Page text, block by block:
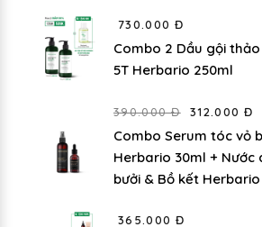
730.000 Đ
Combo 2 Dầu gội
5T Herbario 250ml
390.000 Đ 312.000 Đ
Combo Serum tóc vỏ
Herbario 30ml + Nước
bưởi & Bồ kết Herbario
365.000 Đ